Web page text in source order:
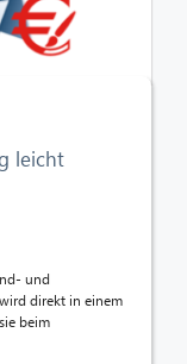
leicht
und
direkt in einem
beim